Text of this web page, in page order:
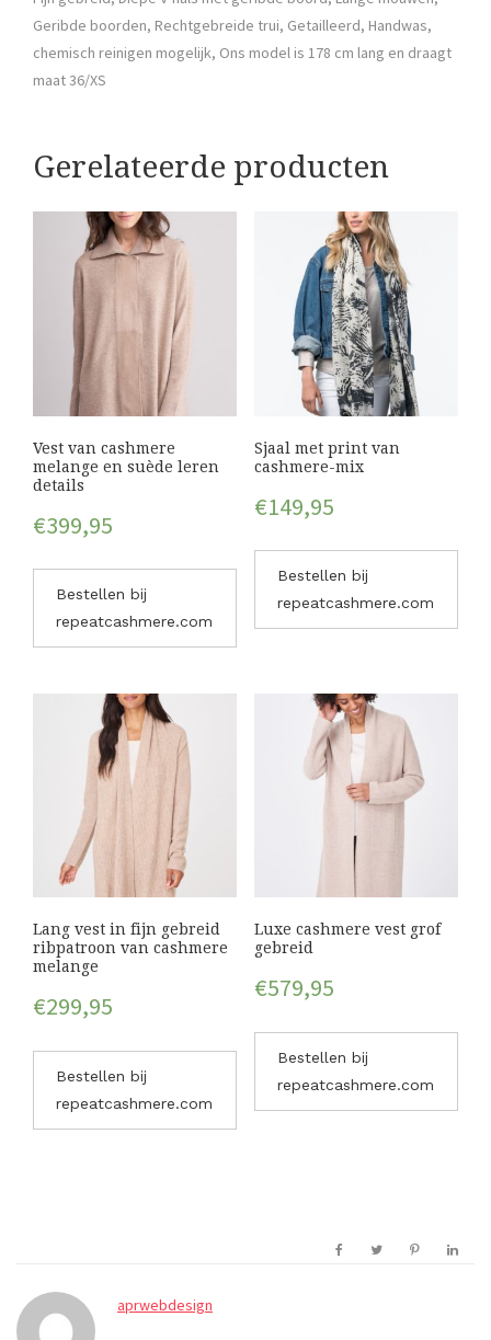
Geribde boorden, Rechtgebreide trui, Getailleerd, Handwas,
chemisch reinigen mogelijk, Ons model is 178 cm lang en draagt
maat 36/XS
Gerelateerde producten
Vest van cashmere
melange en suède leren
details
€399,95
Bestellen bij
repeatcashmere.com
Sjaal met print van
cashmere-mix
€149,95
Bestellen bij
repeatcashmere.com
Lang vest in fijn gebreid
ribpatroon van cashmere
melange
€299,95
Bestellen bij
repeatcashmere.com
Luxe cashmere vest grof
gebreid
€579,95
Bestellen bij
repeatcashmere.com
aprwebdesign